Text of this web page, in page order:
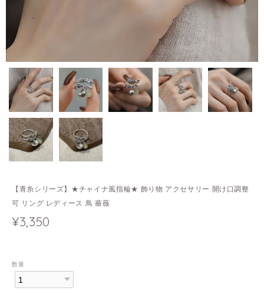
【青糸シリーズ】★チャイナ風指輪★ 飾り物 アクセサリー 開け口調整
可 リング レディース 鳥 薔薇
¥3,350
数量